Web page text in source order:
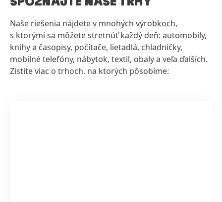
Naše riešenia nájdete v mnohých výrobkoch,
s ktorými sa môžete stretnúť každý deň: automobily,
knihy a časopisy, počítače, lietadlá, chladničky,
mobilné telefóny, nábytok, textil, obaly a veľa ďalších.
Zistite viac o trhoch, na ktorých pôsobíme: